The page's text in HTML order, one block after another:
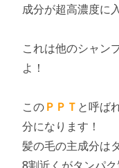
成分が超高濃度に
これは他のシャン
よ！
このＰＰＴ と呼ば
分になります！
髪の毛の主成分は